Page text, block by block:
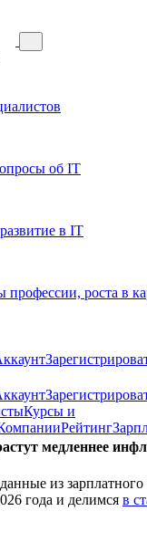
об IT
в IT
роста в
Курсы и
Рейтинг
медленнее
из зарплатного
года и делимся в